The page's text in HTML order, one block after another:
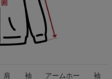
肩
袖
アームホー
袖